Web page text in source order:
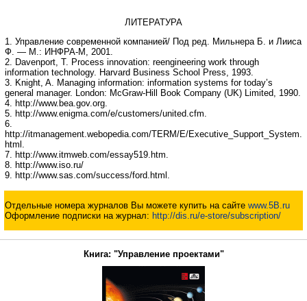
ЛИТЕРАТУРА
1. Управление современной компанией/ Под ред. Мильнера Б. и Лииса
Ф. — М.: ИНФРА-М, 2001.
2. Davenport, T. Process innovation: reengineering work through
information technology. Harvard Business School Press, 1993.
3. Knight, A. Managing information: information systems for today’s
general manager. London: McGraw-Hill Book Company (UK) Limited, 1990.
4. http://www.bea.gov.org.
5. http://www.enigma.com/e/customers/united.cfm.
6.
http://itmanagement.webopedia.com/TERM/E/Executive_Support_System.
html.
7. http://www.itmweb.com/essay519.htm.
8. http://www.iso.ru/
9. http://www.sas.com/success/ford.html.
Отдельные номера журналов Вы можете купить на сайте www.5B.ru
Оформление подписки на журнал: http://dis.ru/e-store/subscription/
Книга: "Управление проектами"